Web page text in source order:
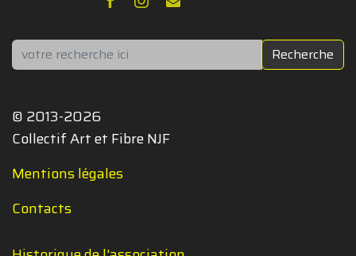
Rechercher Recherche
© 2013-2026
Collectif Art et Fibre NJF
Mentions légales
Contacts